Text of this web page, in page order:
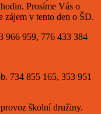
Prosíme Vás o
zájem v tento den o ŠD.
966 959, 776 433 384
734 855 165, 353 951
školní družiny.